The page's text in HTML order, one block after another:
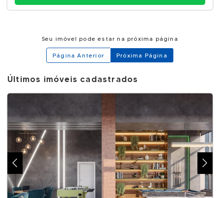
Seu imóvel pode estar na próxima página
Página Anterior Próxima Página
Últimos imóveis cadastrados